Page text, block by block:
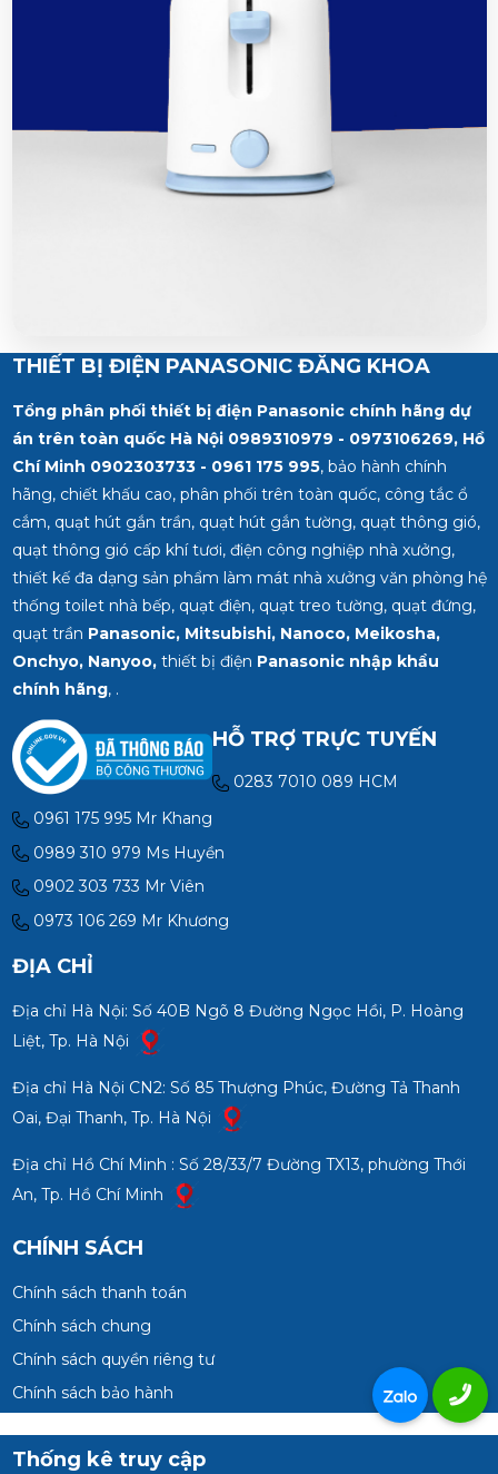
THIẾT BỊ ĐIỆN PANASONIC ĐĂNG KHOA
Tổng phân phối thiết bị điện Panasonic chính hãng dự
án trên toàn quốc Hà Nội 0989310979 - 0973106269, Hồ
Chí Minh 0902303733 - 0961 175 995, bảo hành chính
hãng, chiết khấu cao, phân phối trên toàn quốc, công tắc ổ
cắm, quạt hút gắn trần, quạt hút gắn tường, quạt thông gió,
quạt thông gió cấp khí tươi, điện công nghiệp nhà xưởng,
thiết kế đa dạng sản phẩm làm mát nhà xưởng văn phòng hệ
thống toilet nhà bếp, quạt điện, quạt treo tường, quạt đứng,
quạt trần Panasonic, Mitsubishi, Nanoco, Meikosha,
Onchyo, Nanyoo,thiết bị điện Panasonic nhập khẩu
chính hãng, .
HỖ TRỢ TRỰC TUYẾN
0283 7010 089 HCM
0961 175 995 Mr Khang
0989 310 979 Ms Huyền
0902 303 733 Mr Viên
0973 106 269 Mr Khương
ĐỊA CHỈ
Địa chỉ Hà Nội: Số 40B Ngõ 8 Đường Ngọc Hồi, P. Hoàng
Liệt, Tp. Hà Nội
Địa chỉ Hà Nội CN2: Số 85 Thượng Phúc, Đường Tả Thanh
Oai, Đại Thanh, Tp. Hà Nội
Địa chỉ Hồ Chí Minh : Số 28/33/7 Đường TX13, phường Thới
An, Tp. Hồ Chí Minh
CHÍNH SÁCH
Chính sách thanh toán
Chính sách chung
Chính sách quyền riêng tư
Chính sách bảo hành
Thống kê truy cập